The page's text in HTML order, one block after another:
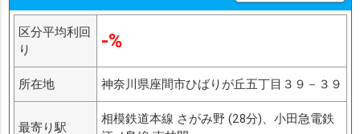
区分平均利回
り
-%
所在地 神奈川県座間市ひばりが丘五丁目３９－３９
最寄り駅
相模鉄道本線 さがみ野 (28分)、小田急電鉄